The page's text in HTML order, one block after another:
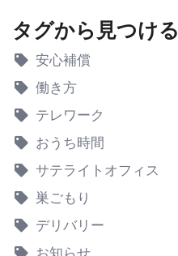
タグから見つける
安心補償
働き方
テレワーク
おうち時間
サテライトオフィス
巣ごもり
デリバリー
お知らせ